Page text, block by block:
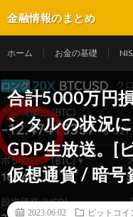
金融情報のまとめ
ホーム お金の基礎
合計5000万円
ンタルの状況
GDP生放送。[
仮想通貨 / 暗号
2023.06.02 ビットコイ